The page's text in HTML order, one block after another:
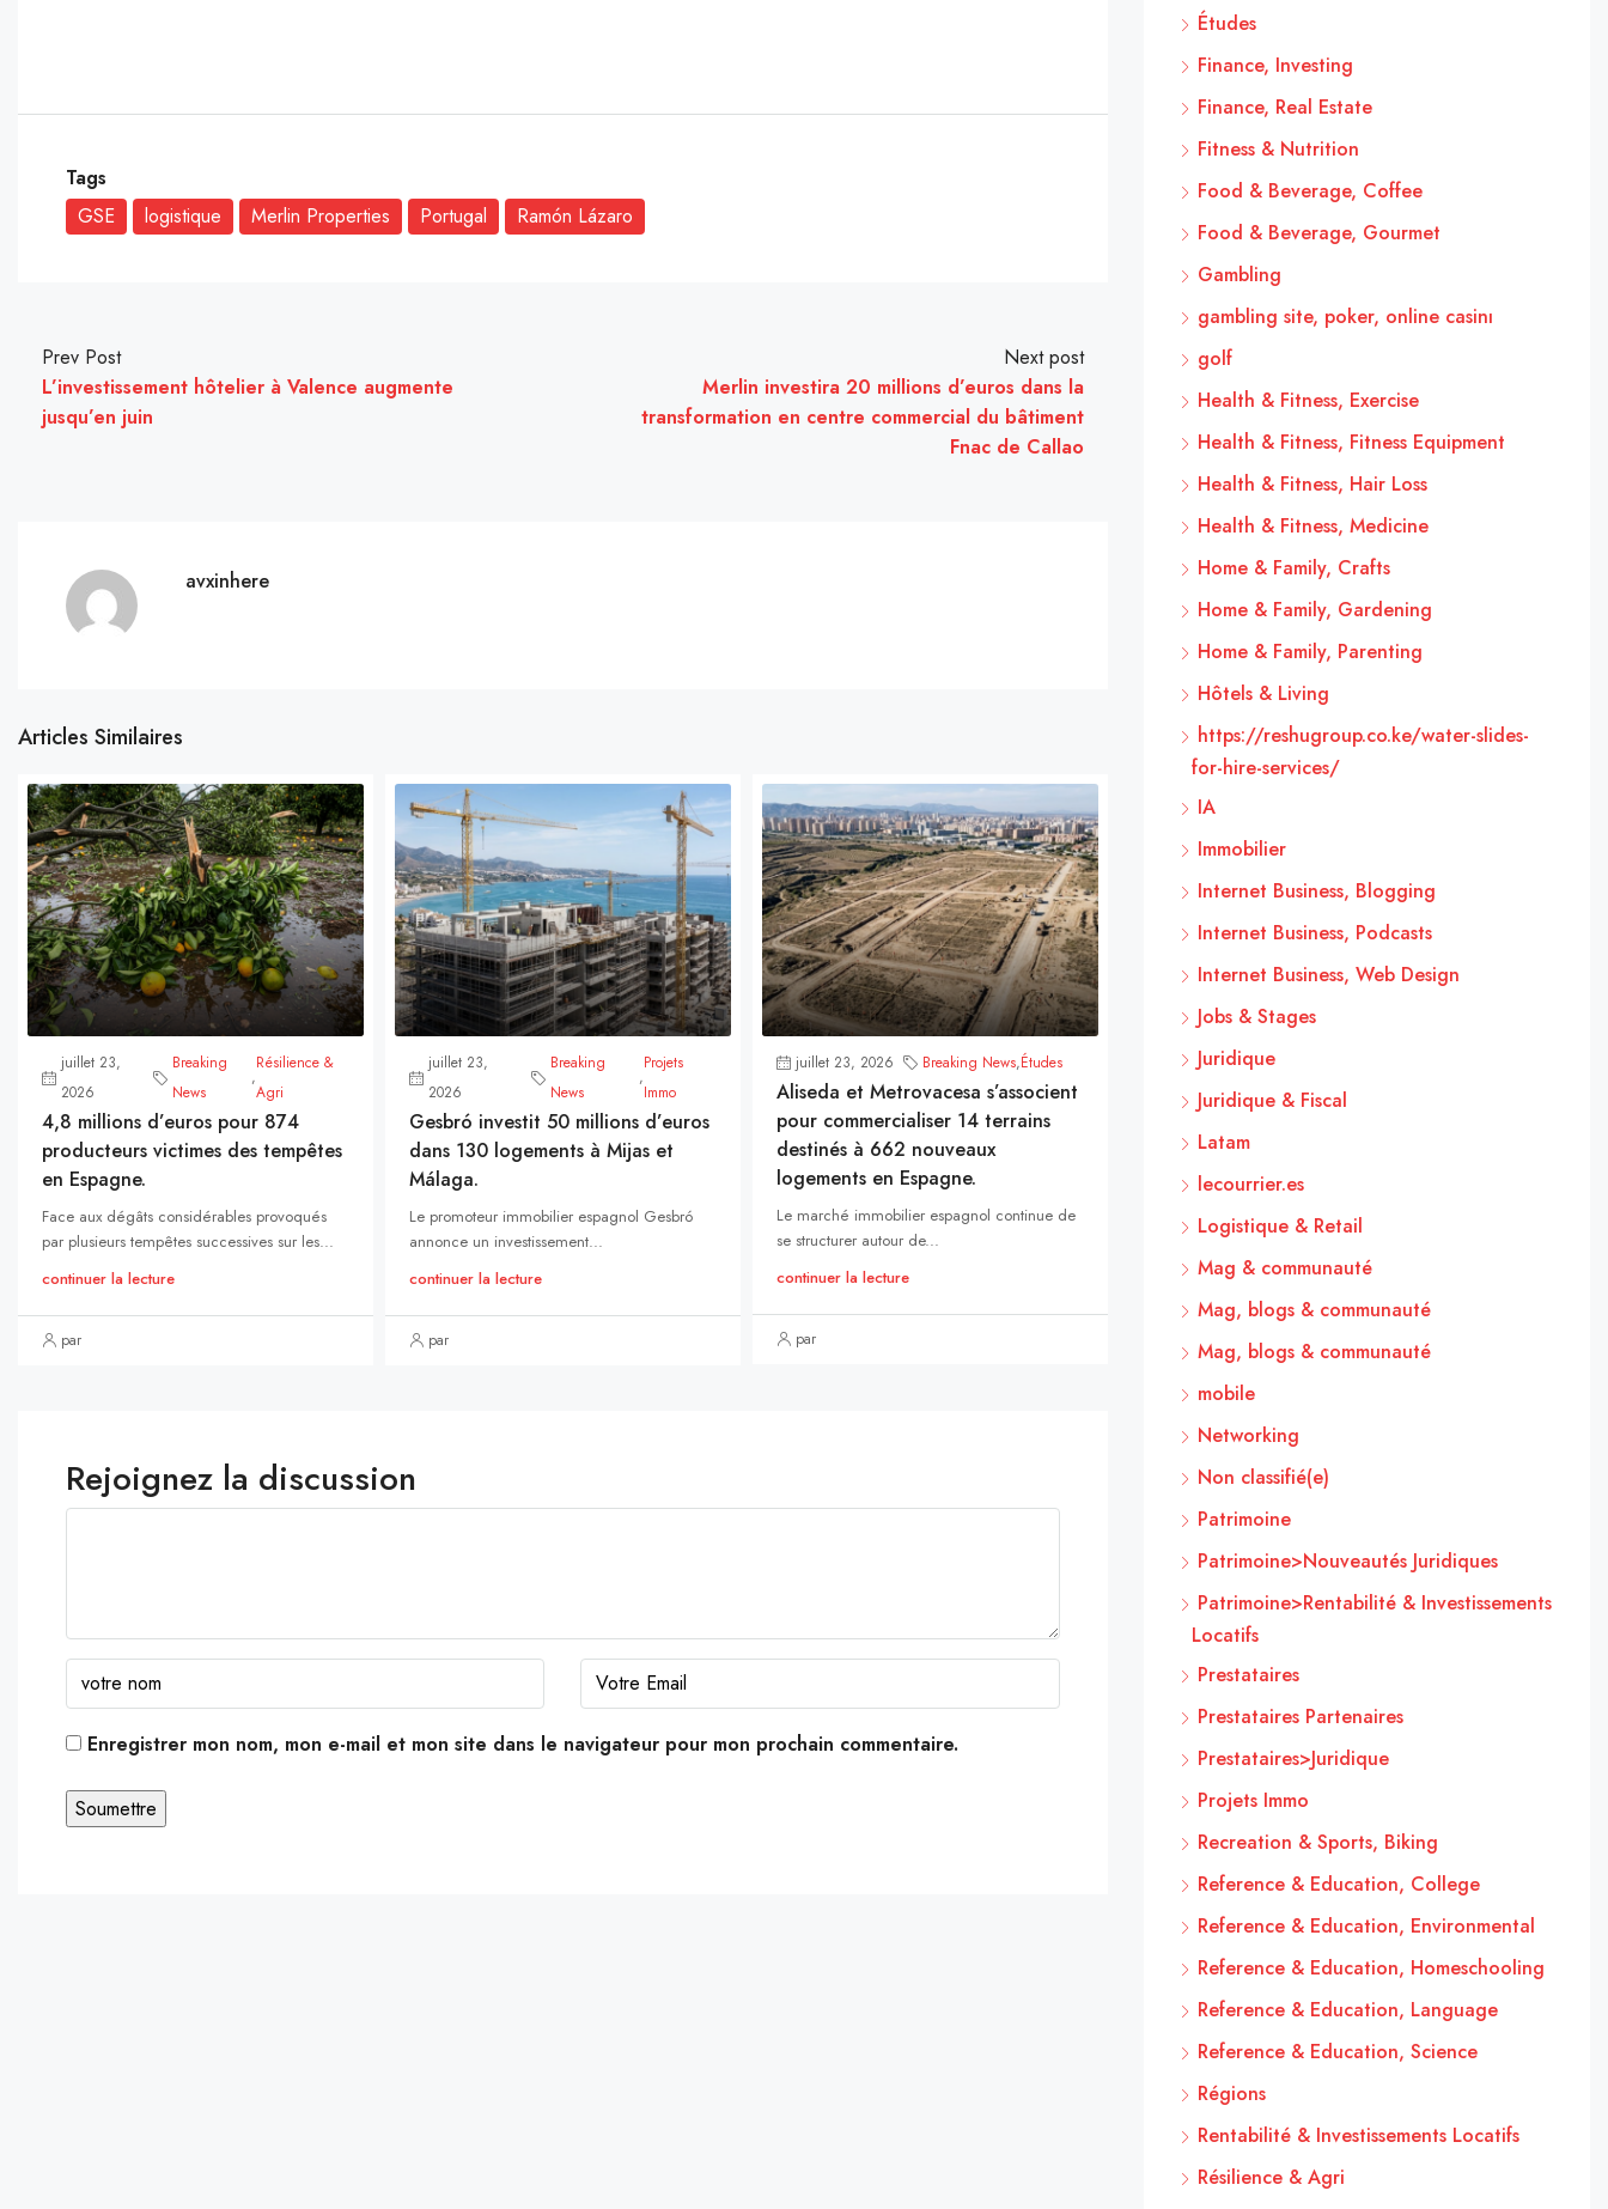
Tags
GSE
logistique Merlin Properties Portugal Ramón Lázaro
Prev Post
L’investissement hôtelier à Valence augmente
jusqu’en juin
Next post
Merlin investira 20 millions d’euros dans la
transformation en centre commercial du bâtiment
Fnac de Callao
avxinhere
Articles Similaires
juillet 23,
2026
Breaking
News
,
Résilience &
Agri
4,8 millions d’euros pour 874
producteurs victimes des tempêtes
en Espagne.
Face aux dégâts considérables provoqués
par plusieurs tempêtes successives sur les...
continuer la lecture
par
juillet 23,
2026
Breaking
News
,
Projets
Immo
Gesbró investit 50 millions d’euros
dans 130 logements à Mijas et
Málaga.
Le promoteur immobilier espagnol Gesbró
annonce un investissement...
continuer la lecture
par
juillet 23, 2026 Breaking News,Études
Aliseda et Metrovacesa s’associent
pour commercialiser 14 terrains
destinés à 662 nouveaux
logements en Espagne.
Le marché immobilier espagnol continue de
se structurer autour de...
continuer la lecture
par
Rejoignez la discussion
Enregistrer mon nom, mon e-mail et mon site dans le navigateur pour mon prochain commentaire.
Études
Finance, Investing
Finance, Real Estate
Fitness & Nutrition
Food & Beverage, Coffee
Food & Beverage, Gourmet
Gambling
gambling site, poker, online casinı
golf
Health & Fitness, Exercise
Health & Fitness, Fitness Equipment
Health & Fitness, Hair Loss
Health & Fitness, Medicine
Home & Family, Crafts
Home & Family, Gardening
Home & Family, Parenting
Hôtels & Living
https://reshugroup.co.ke/water-slides-
for-hire-services/
IA
Immobilier
Internet Business, Blogging
Internet Business, Podcasts
Internet Business, Web Design
Jobs & Stages
Juridique
Juridique & Fiscal
Latam
lecourrier.es
Logistique & Retail
Mag & communauté
Mag, blogs & communauté
Mag, blogs & communauté
mobile
Networking
Non classifié(e)
Patrimoine
Patrimoine>Nouveautés Juridiques
Patrimoine>Rentabilité & Investissements
Locatifs
Prestataires
Prestataires Partenaires
Prestataires>Juridique
Projets Immo
Recreation & Sports, Biking
Reference & Education, College
Reference & Education, Environmental
Reference & Education, Homeschooling
Reference & Education, Language
Reference & Education, Science
Régions
Rentabilité & Investissements Locatifs
Résilience & Agri